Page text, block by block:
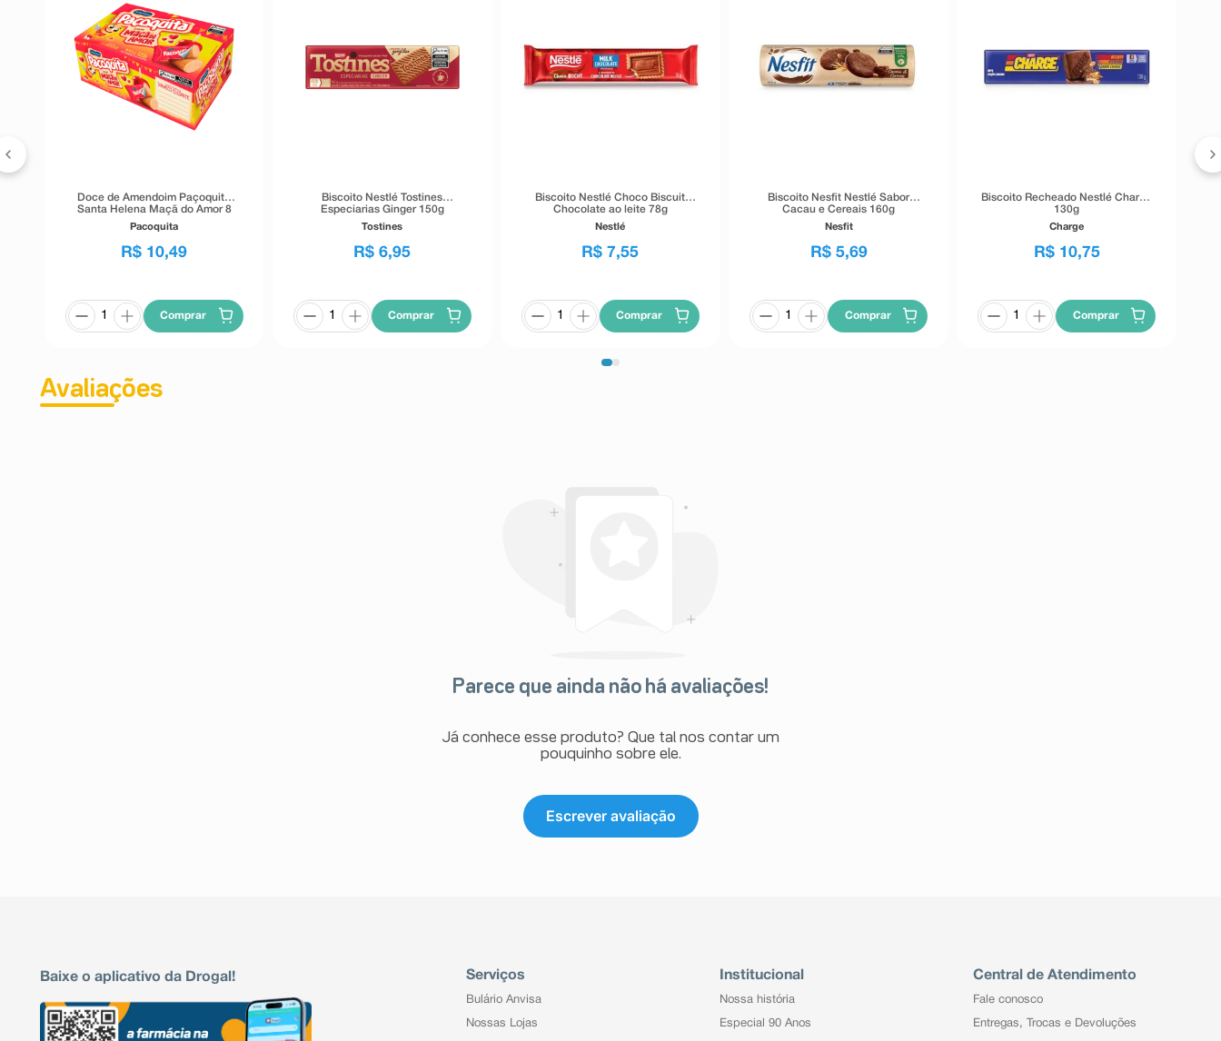
Doce de Amendoim Paçoquita
Santa Helena Maçã do Amor 8
Unidades
Pacoquita
R$ 10,49
Comprar
Biscoito Nestlé Tostines
Especiarias Ginger 150g
Tostines
R$ 6,95
Comprar
Biscoito Nestlé Choco Biscuit
Chocolate ao leite 78g
Nestlé
R$ 7,55
Comprar
Biscoito Nesfit Nestlé Sabor
Cacau e Cereais 160g
Nesfit
R$ 5,69
Comprar
Biscoito Recheado Nestlé Charge
130g
Charge
R$ 10,75
Comprar
Avaliações
Parece que ainda não há avaliações!
Já conhece esse produto? Que tal nos contar um
pouquinho sobre ele.
Escrever avaliação
Baixe o aplicativo da Drogal! Serviços
Bulário Anvisa
Nossas Lojas
Institucional
Nossa história
Especial 90 Anos
Central de Atendimento
Fale conosco
Entregas, Trocas e Devoluções